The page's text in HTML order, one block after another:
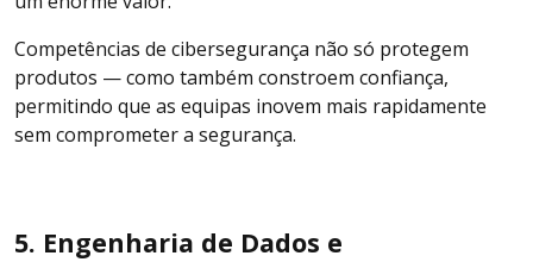
Competências de cibersegurança não só protegem
produtos — como também constroem confiança,
permitindo que as equipas inovem mais rapidamente
sem comprometer a segurança.
5. Engenharia de Dados e